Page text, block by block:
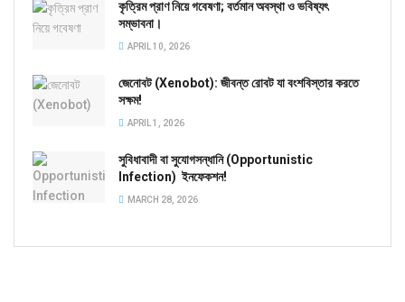
কৃত্রিম প্রাণ নিয়ে গবেষণা; বর্তমান অবস্থা ও ভবিষ্যৎ
সম্ভাবনা।
APRIL 10, 2026
জেনোবট (Xenobot): জীবন্ত রোবট যা বংশবিস্তার করতে
সক্ষম!
APRIL 1, 2026
সুবিধাবাদী বা সুযোগসন্ধানি (Opportunistic
Infection) ইনফেকশন!
MARCH 28, 2026